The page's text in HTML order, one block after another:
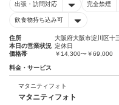
出張・訪問対応 完全禁煙
飲食物持ち込み可
住所
大阪府大阪市淀川区十
本日の営業状況 定休日
価格帯
￥14,300〜￥69,000
料金・サービス
マタニティフォト
マタニティフォト